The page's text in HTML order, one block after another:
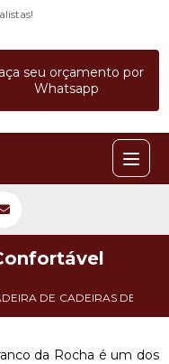
seu orçamento por
Whatsapp
DE ESCRITORIO
CADEIRAS DE
da Rocha é um dos